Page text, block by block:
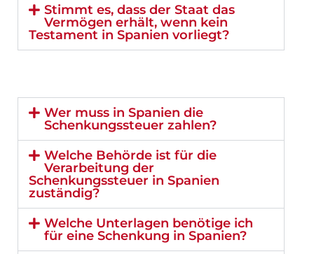
Stimmt es, dass der Staat das
Vermögen erhält, wenn kein
Testament in Spanien vorliegt?
Wer muss in Spanien die
Schenkungssteuer zahlen?
Welche Behörde ist für die
Verarbeitung der
Schenkungssteuer in Spanien
zuständig?
Welche Unterlagen benötige ich
für eine Schenkung in Spanien?